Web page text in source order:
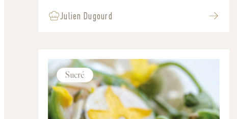
Julien Dugourd
Sucré